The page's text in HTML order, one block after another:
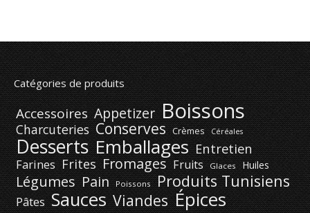
Catégories de produits
Accessoires Appetizer Boissons
Charcuteries Conserves Crèmes Céréales
Desserts Emballages Entretien
Farines Frites Fromages Fruits Glaces Huiles
Légumes Pain Poissons Produits Tunisiens
Pâtes Sauces Viandes Épices